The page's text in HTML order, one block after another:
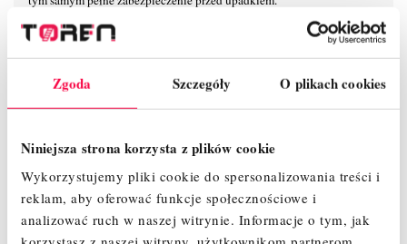
Zgoda Szczegóły O plikach cookies
Niniejsza strona korzysta z plików cookie
Wykorzystujemy pliki cookie do spersonalizowania treści i
reklam, aby oferować funkcje społecznościowe i
analizować ruch w naszej witrynie. Informacje o tym, jak
Zintegrowanie stężeń ukośnych z systemem GuardMatic zapewnia
Nowoczesny i innowacyjny kształt stężeń ukośnych zapewnia
maksymalną przestrzeń użytkową na pomoście.